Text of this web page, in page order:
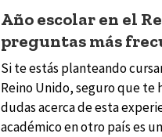
Año escolar en el
preguntas más
Si te estás planteando
Reino Unido, seguro que te
dudas acerca de esta
académico en otro país es